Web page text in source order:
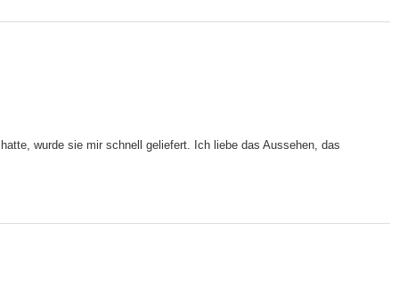
wurde sie mir schnell geliefert. Ich liebe das Aussehen, das